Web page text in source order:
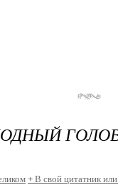
+ В свой цитатник